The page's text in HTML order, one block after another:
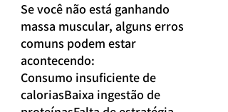
Se você não está ganhando
massa muscular, alguns erros
comuns podem estar
acontecendo:
Consumo insuficiente de
caloriasBaixa ingestão de